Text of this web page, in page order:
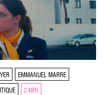
EMMANUEL MARRE
2 MIN